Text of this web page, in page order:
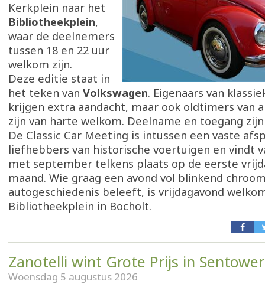
Kerkplein naar het
Bibliotheekplein,
waar de deelnemers
tussen 18 en 22 uur
welkom zijn.
Deze editie staat in
het teken van Volkswagen. Eigenaars van
krijgen extra aandacht, maar ook oldtimers van
zijn van harte welkom. Deelname en toegang
De Classic Car Meeting is intussen een vaste
liefhebbers van historische voertuigen en vindt
met september telkens plaats op de eerste
maand. Wie graag een avond vol blinkend
autogeschiedenis beleeft, is vrijdagavond
Bibliotheekplein in Bocholt.
Zanotelli wint Grote Prijs in
Woensdag 5 augustus 2026